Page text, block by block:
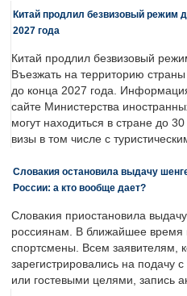
Китай продлил безвизовый режим
2027 года
Китай продлил безвизовый
Въезжать на территорию
до конца 2027 года.
сайте Министерства
могут находиться в стране до
визы в том числе с
Словакия остановила выдачу
России: а кто вообще дает?
Словакия приостановила
россиянам. В ближайшее время
спортсмены. Всем заявителям,
зарегистрировались на подачу
или гостевыми целями, запись